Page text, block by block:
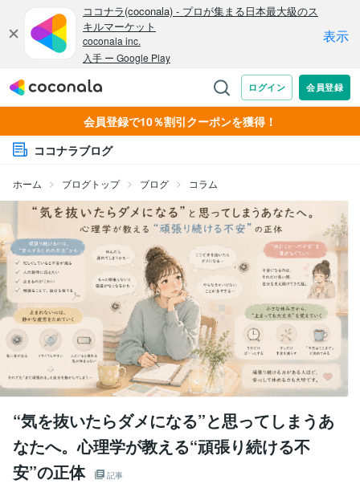
会員登録で10％割引クーポンを獲得！
ココナラブログ
ホーム ブログトップ ブログ コラム
“気を抜いたらダメになる”と思ってしまうあ
なたへ。心理学が教える“頑張り続ける不
安”の正体
記事